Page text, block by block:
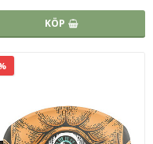
KÖP